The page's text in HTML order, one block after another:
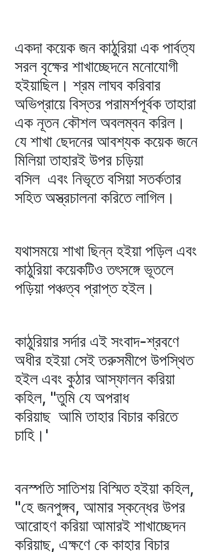
একদা কয়েক জন কাঠুরিয়া এক পার্বত্য
সরল বৃক্ষের শাখাচ্ছেদনে মনোযোগী
হইয়াছিল। শ্রম লাঘব করিবার
অভিপ্রায়ে বিস্তর পরামর্শপূর্বক তাহারা
এক নূতন কৌশল অবলম্বন করিল।
যে শাখা ছেদনের আবশ্যক কয়েক জনে
মিলিয়া তাহারই উপর চড়িয়া
বসিল এবং নিভৃতে বসিয়া সতর্কতার
সহিত অস্ত্রচালনা করিতে লাগিল।
যথাসময়ে শাখা ছিন্ন হইয়া পড়িল এবং
কাঠুরিয়া কয়েকটিও তৎসঙ্গে ভূতলে
পড়িয়া পঞ্চত্ব প্রাপ্ত হইল।
কাঠুরিয়ার সর্দার এই সংবাদ-শ্রবণে
অধীর হইয়া সেই তরুসমীপে উপস্থিত
হইল এবং কুঠার আস্ফালন করিয়া
কহিল, "তুমি যে অপরাধ
করিয়াছ আমি তাহার বিচার করিতে
চাহি।'
বনস্পতি সাতিশয় বিস্মিত হইয়া কহিল,
"হে জনপুঙ্গব, আমার স্কন্ধের উপর
আরোহণ করিয়া আমারই শাখাচ্ছেদন
করিয়াছ, এক্ষণে কে কাহার বিচার